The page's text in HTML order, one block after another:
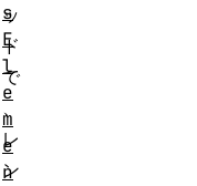
ッ
ド
で
、
レ
ン
s
E
l
e
m
e
n